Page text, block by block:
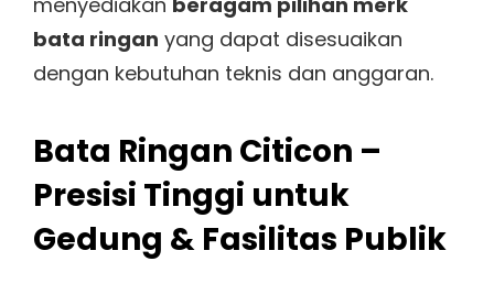
bata ringan yang dapat disesuaikan
dengan kebutuhan teknis dan anggaran.
Bata Ringan Citicon –
Presisi Tinggi untuk
Gedung & Fasilitas Publik